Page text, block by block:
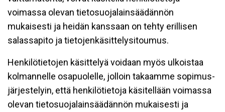
voimassa olevan tietosuojalainsäädännön
mukaisesti ja heidän kanssaan on tehty erillisen
salassapito ja tietojenkäsittelysitoumus.
Henkilötietojen käsittelyä voidaan myös ulkoistaa
kolmannelle osapuolelle, jolloin takaamme sopimus-
järjestelyin, että henkilötietoja käsitellään voimassa
olevan tietosuojalainsäädännön mukaisesti ja